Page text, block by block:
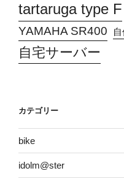
tartaruga type F
YAMAHA SR400
自宅サーバー
カテゴリー
bike
idolm@ster